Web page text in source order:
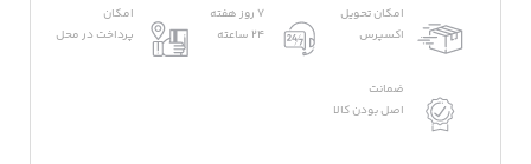
امکان تحویل
اکسپرس
7 روز هفته
24 ساعته
امکان
پرداخت در محل
ضمانت
اصل بودن کالا